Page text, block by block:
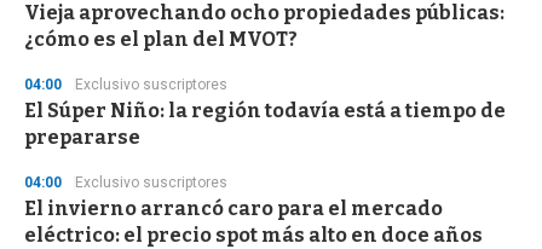
Vieja aprovechando ocho propiedades públicas:
¿cómo es el plan del MVOT?
04:00 Exclusivo suscriptores
El Súper Niño: la región todavía está a tiempo de
prepararse
04:00 Exclusivo suscriptores
El invierno arrancó caro para el mercado
eléctrico: el precio spot más alto en doce años